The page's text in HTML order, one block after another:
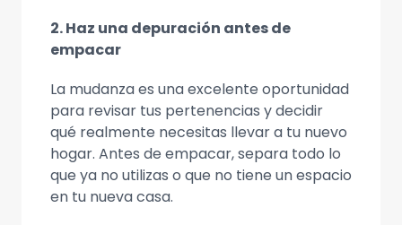
2. Haz una depuración antes de
empacar
La mudanza es una excelente oportunidad
para revisar tus pertenencias y decidir
qué realmente necesitas llevar a tu nuevo
hogar. Antes de empacar, separa todo lo
que ya no utilizas o que no tiene un espacio
en tu nueva casa.